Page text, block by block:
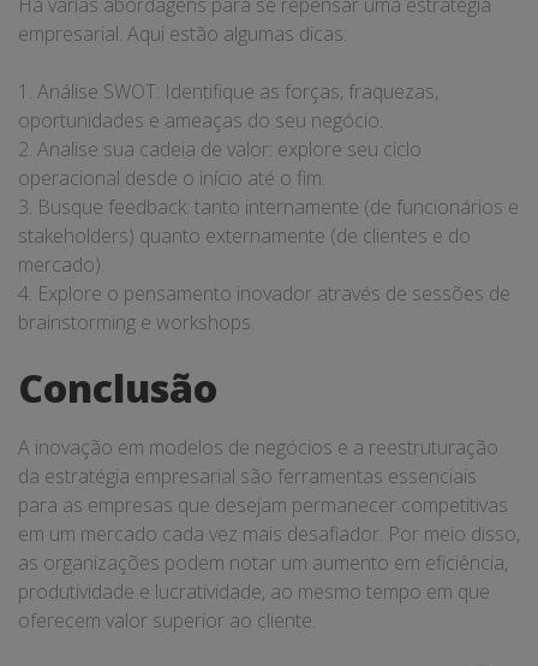
empresarial. Aqui estão algumas dicas:
1. Análise SWOT: Identifique as forças, fraquezas,
oportunidades e ameaças do seu negócio.
2. Analise sua cadeia de valor: explore seu ciclo
operacional desde o início até o fim.
3. Busque feedback: tanto internamente (de funcionários e
stakeholders) quanto externamente (de clientes e do
mercado).
4. Explore o pensamento inovador através de sessões de
brainstorming e workshops.
Conclusão
A inovação em modelos de negócios e a reestruturação
da estratégia empresarial são ferramentas essenciais
para as empresas que desejam permanecer competitivas
em um mercado cada vez mais desafiador. Por meio disso,
as organizações podem notar um aumento em eficiência,
produtividade e lucratividade, ao mesmo tempo em que
oferecem valor superior ao cliente.